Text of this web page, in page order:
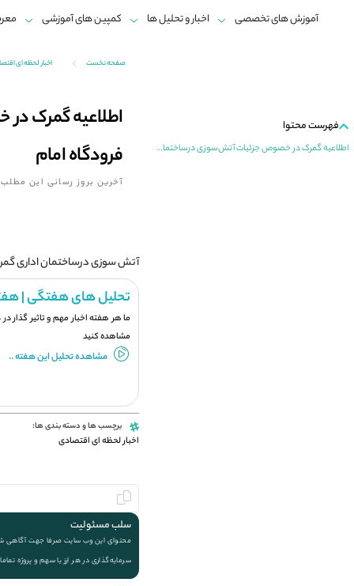
آموزش های تخصصی اخبار و تحلیل ها کمپین های آموزشی
صفحه نخست اخبار لحظه ای
اطلاعیه گمرک
فرودگاه امام
آخرین بروز رسانی این
آتش سوزی درساختمان اداری
تحلیل های هفتگی |
ما هر هفته اخبار مهم و تاثیر گذار
مشاهده کنید
مشاهده تحلیل این هفته ..
برچسب ها و دسته بندی ها:
اخبار لحظه ای اقتصادی
سلب مسئولیت
محتوای این وب سایت صرفا جهت آگاهی
سرمایه‌گذاری در هر ارز یا سهم و پروژه
فهرست محتوا
اطلاعیه گمرک در خصوص جزئیات آتش‌سوزی درساختمان اداری گمرک فرودگاه امام